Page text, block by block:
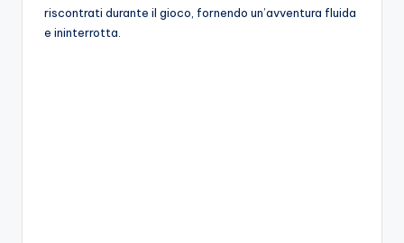
riscontrati durante il gioco, fornendo un’avventura fluida
e ininterrotta.